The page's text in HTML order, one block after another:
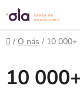
Prejsť
na
obsah
Domov
/ O nás / 10 000+
10